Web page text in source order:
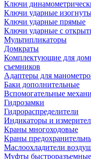
Ключи
Ключи ударные
Ключи ударные прямые
Ключи ударные с
Мультипликаторы
Домкраты
Комплектующие для
съемников
Адаптеры для
Баки дополнительные
Вспомогательные
Гидрозамки
Гидрораспределители
Индикаторы и
Краны многоходовые
Краны
Маслоохладители
Муфты быстроразъемные